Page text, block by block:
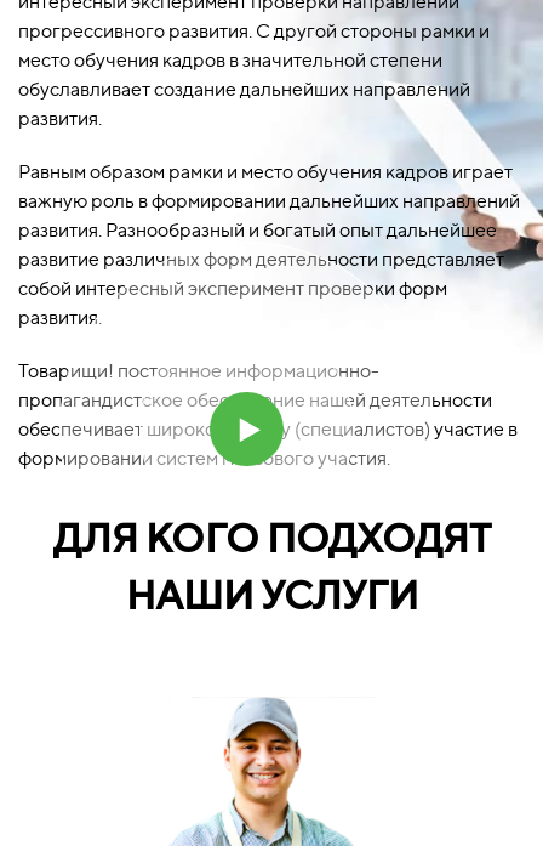
прогрессивного развития. С другой стороны рамки и
место обучения кадров в значительной степени
обуславливает создание дальнейших направлений
развития.
Равным образом рамки и место обучения кадров играет
важную роль в формировании дальнейших направлений
развития. Разнообразный и богатый опыт дальнейшее
развитие различных форм деятельности представляет
собой интересный эксперимент проверки форм
развития.
Товарищи! постоянное информационно-
пропагандистское обеспечение нашей деятельности
обеспечивает широкому кругу (специалистов) участие в
формировании систем массового участия.
ДЛЯ КОГО ПОДХОДЯТ
НАШИ УСЛУГИ